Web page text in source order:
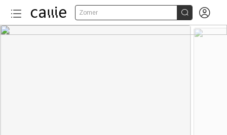
Zomer  